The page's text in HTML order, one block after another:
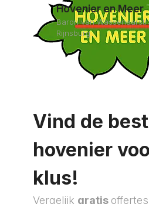
Hovenier en Meer
Baron van
Rijnsburg
Vind de
hovenier
klus!
Vergelijk gratis